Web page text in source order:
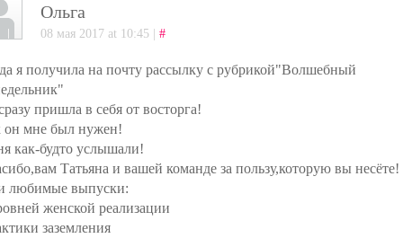
Ольга
08 мая 2017 at 10:45 | #
я получила на почту рассылку с рубрикой"Волшебный
пришла в себя от восторга!
он мне был нужен!
как-будто услышали!
Татьяна и вашей команде за пользу,которую вы несёте!
любимые выпуски:
женской реализации
заземления